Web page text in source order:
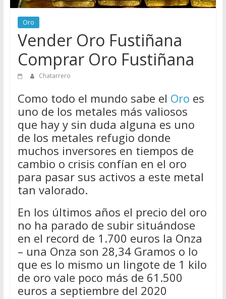
de
Chatarreros
para
vender
Chatarra
Oro
Vender Oro Fustiñana
Comprar Oro Fustiñana
Chatarrero
Como todo el mundo sabe el Oro es
uno de los metales más valiosos
que hay y sin duda alguna es uno
de los metales refugio donde
muchos inversores en tiempos de
cambio o crisis confían en el oro
para pasar sus activos a este metal
tan valorado.
En los últimos años el precio del oro
no ha parado de subir situándose
en el record de 1.700 euros la Onza
– una Onza son 28,34 Gramos o lo
que es lo mismo un lingote de 1 kilo
de oro vale poco más de 61.500
euros a septiembre del 2020